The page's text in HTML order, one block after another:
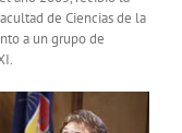
de Ciencias de la
a un grupo de